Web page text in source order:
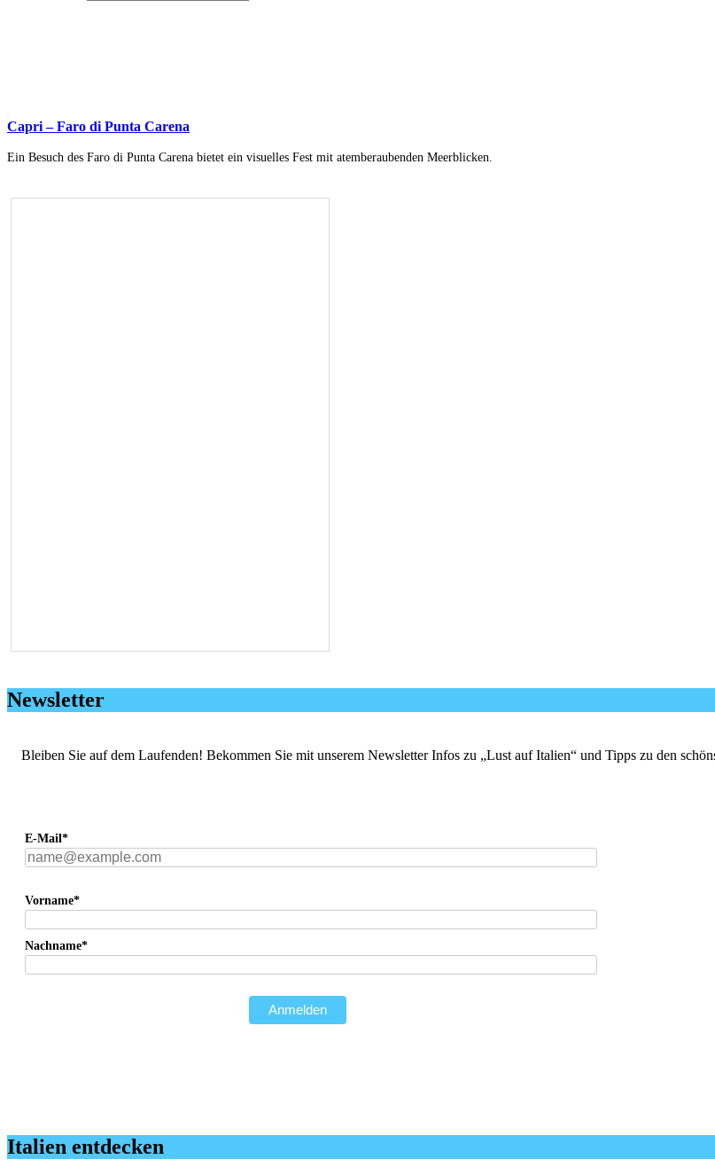
Capri – Faro di Punta Carena
Ein Besuch des Faro di Punta Carena bietet ein visuelles Fest mit atemberaubenden Meerblicken.
Newsletter
Bleiben Sie auf dem Laufenden! Bekommen Sie mit unserem Newsletter Infos zu „Lust auf Italien“ und Tipps zu den
E-Mail*
Vorname*
Nachname*
Anmelden
Italien entdecken